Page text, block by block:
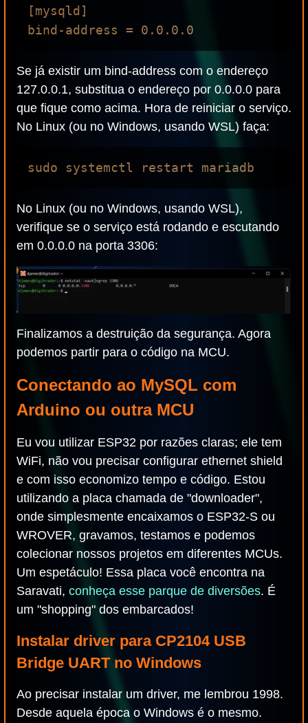
[mysqld]
Se já existir um bind-address com o endereço
127.0.0.1, substitua o endereço por 0.0.0.0 para
que fique como acima. Hora de reiniciar o serviço.
No Linux (ou no Windows, usando WSL) faça:
No Linux (ou no Windows, usando WSL),
verifique se o serviço está rodando e escutando
em 0.0.0.0 na porta 3306:
Finalizamos a destruição da segurança. Agora
podemos partir para o código na MCU.
Conectando ao MySQL com
Arduino ou outra MCU
Eu vou utilizar ESP32 por razões claras; ele tem
WiFi, não vou precisar configurar ethernet shield
e com isso economizo tempo e código. Estou
utilizando a placa chamada de "downloader",
onde simplesmente encaixamos o ESP32-S ou
WROVER, gravamos, testamos e podemos
colecionar nossos projetos em diferentes MCUs.
Um espetáculo! Essa placa você encontra na
Saravati, conheça esse parque de diversões. É
um "shopping" dos embarcados!
Instalar driver para CP2104 USB
Bridge UART no Windows
Ao precisar instalar um driver, me lembrou 1998.
Desde aquela época o Windows é o mesmo.